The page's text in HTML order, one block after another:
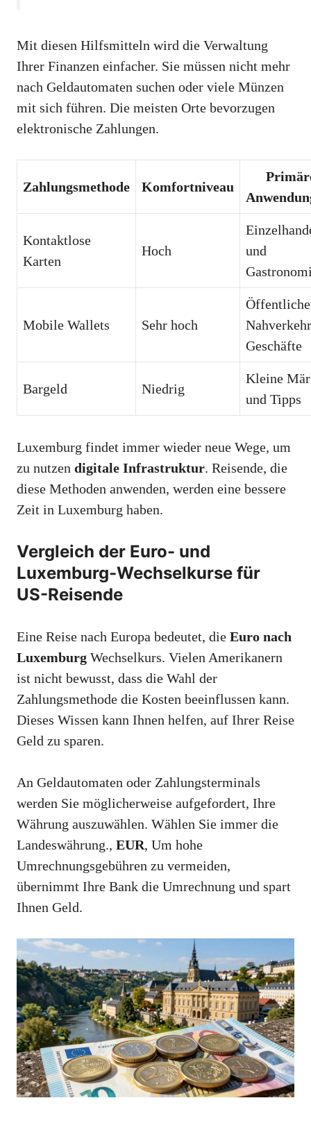
Mit diesen Hilfsmitteln wird die Verwaltung
Ihrer Finanzen einfacher. Sie müssen nicht mehr
nach Geldautomaten suchen oder viele Münzen
mit sich führen. Die meisten Orte bevorzugen
elektronische Zahlungen.
Zahlungsmethode Komfortniveau
Kontaktlose
Karten
Hoch
und
Mobile Wallets Sehr hoch
Geschäfte
Bargeld Niedrig
Kleine
und Tipps
Luxemburg findet immer wieder neue Wege, um
zu nutzen digitale Infrastruktur. Reisende, die
diese Methoden anwenden, werden eine bessere
Zeit in Luxemburg haben.
Vergleich der Euro- und
Luxemburg-Wechselkurse für
US-Reisende
Eine Reise nach Europa bedeutet, die Euro nach
Luxemburg Wechselkurs. Vielen Amerikanern
ist nicht bewusst, dass die Wahl der
Zahlungsmethode die Kosten beeinflussen kann.
Dieses Wissen kann Ihnen helfen, auf Ihrer Reise
Geld zu sparen.
An Geldautomaten oder Zahlungsterminals
werden Sie möglicherweise aufgefordert, Ihre
Währung auszuwählen. Wählen Sie immer die
Landeswährung., EUR, Um hohe
Umrechnungsgebühren zu vermeiden,
übernimmt Ihre Bank die Umrechnung und spart
Ihnen Geld.